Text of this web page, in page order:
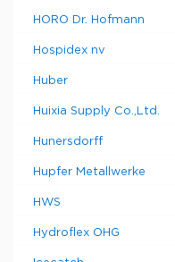
HORO Dr. Hofmann
Hospidex nv
Huber
Huixia Supply Co.,Ltd.
Hunersdorff
Hupfer Metallwerke
HWS
Hydroflex OHG